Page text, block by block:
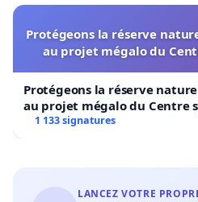
Protégeons la réserve
au projet mégalo du
Protégeons la réserve
au projet mégalo du Centre
1 133 signatures
LANCEZ VOTRE